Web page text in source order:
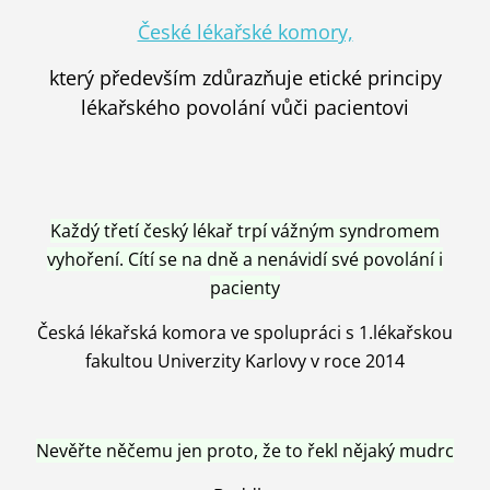
České lékařské komory,
který především zdůrazňuje etické principy
lékařského povolání vůči pacientovi
Každý třetí český lékař trpí vážným syndromem
vyhoření. Cítí se na dně a nenávidí své povolání i
pacienty
Česká lékařská komora ve spolupráci s 1.lékařskou
fakultou Univerzity Karlovy v roce 2014
Nevěřte něčemu jen proto, že to řekl nějaký mudrc